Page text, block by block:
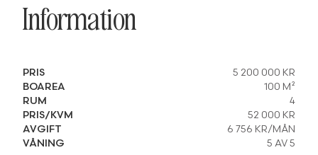
Information
PRIS
5 200 000 KR
BOAREA
100 M²
RUM
4
PRIS/KVM
52 000 KR
AVGIFT
6 756 KR/MÅN
VÅNING
5 AV 5